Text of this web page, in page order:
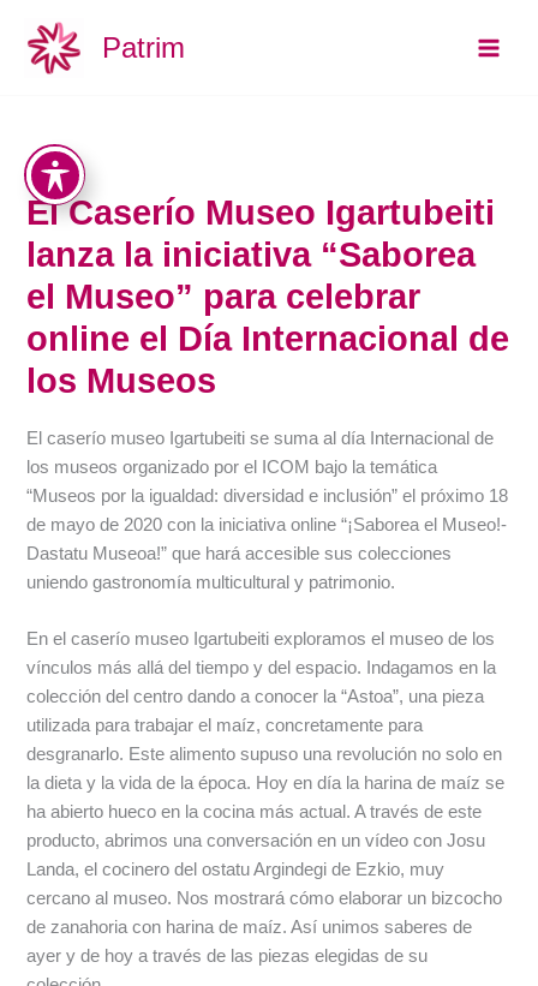
contenu
Patrim
El Caserío Museo Igartubeiti
lanza la iniciativa “Saborea
el Museo” para celebrar
online el Día Internacional de
los Museos
El caserío museo Igartubeiti se suma al día Internacional de
los museos organizado por el ICOM bajo la temática
“Museos por la igualdad: diversidad e inclusión” el próximo 18
de mayo de 2020 con la iniciativa online “¡Saborea el Museo!-
Dastatu Museoa!” que hará accesible sus colecciones
uniendo gastronomía multicultural y patrimonio.
En el caserío museo Igartubeiti exploramos el museo de los
vínculos más allá del tiempo y del espacio. Indagamos en la
colección del centro dando a conocer la “Astoa”, una pieza
utilizada para trabajar el maíz, concretamente para
desgranarlo. Este alimento supuso una revolución no solo en
la dieta y la vida de la época. Hoy en día la harina de maíz se
ha abierto hueco en la cocina más actual. A través de este
producto, abrimos una conversación en un vídeo con Josu
Landa, el cocinero del ostatu Argindegi de Ezkio, muy
cercano al museo. Nos mostrará cómo elaborar un bizcocho
de zanahoria con harina de maíz. Así unimos saberes de
ayer y de hoy a través de las piezas elegidas de su